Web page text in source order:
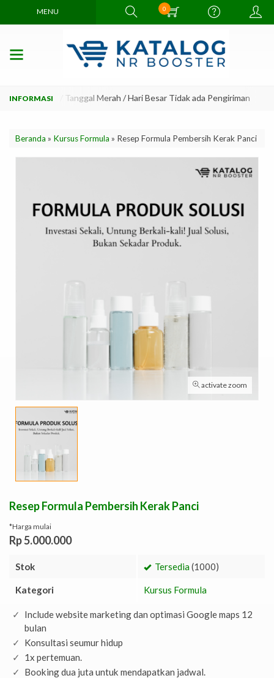
MENU 0
2. Minggu / Tanggal Merah / Hari Besar Tidak ada Pengiriman
Beranda » Kursus Formula » Resep Formula Pembersih Kerak Panci
activate zoom
Resep Formula Pembersih Kerak Panci
*Harga mulai
Rp 5.000.000
Stok Tersedia(1000)
Kategori Kursus Formula
Include website marketing dan optimasi Google maps 12
bulan
Konsultasi seumur hidup
1x pertemuan.
Booking dua juta untuk mendapatkan jadwal.